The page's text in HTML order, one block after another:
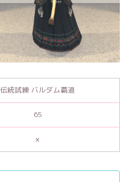
伝統試練 バルダム覇道
65
×